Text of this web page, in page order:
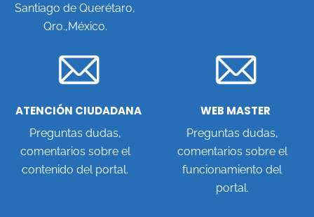
Santiago de Querétaro,
Qro.,México.
ATENCIÓN CIUDADANA
Preguntas dudas,
comentarios sobre el
contenido del portal.
WEB MASTER
Preguntas dudas,
comentarios sobre el
funcionamiento del
portal.